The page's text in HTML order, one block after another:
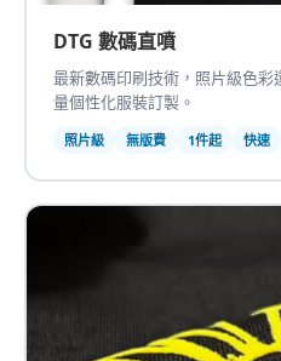
DTG 數碼直噴
最新數碼印刷技術，照片級色
量個性化服裝訂製。
照片級 無版費 1件起 快速